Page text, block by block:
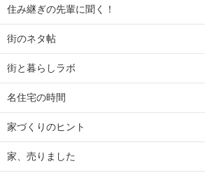
住み継ぎの先輩に聞く！
街のネタ帖
街と暮らしラボ
名住宅の時間
家づくりのヒント
家、売りました